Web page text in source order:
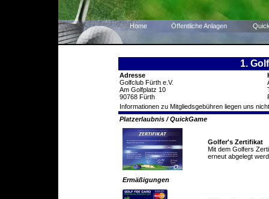
Home Öffentliche Anlagen
1.
Adresse
Golfclub Fürth e.V.
Am Golfplatz 10
90768 Fürth
Informationen zu Mitgliedsgebühren liegen uns
Platzerlaubnis / QuickGame
Golfer's Zertifikat
Mit dem Golfers
erneut abgelegt
Ermäßigungen